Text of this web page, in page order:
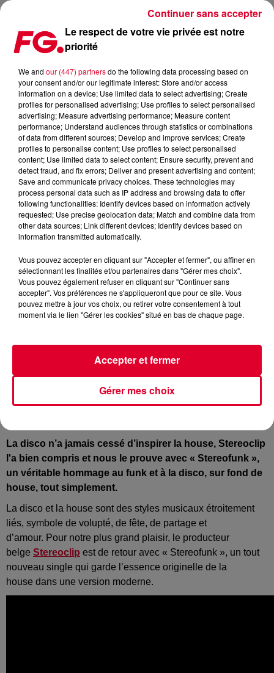
"STEREOFUNK", LE BEL HOMMAGE À LA DISCO PAR STEREOCLIP
Publié : 27 novembre 2023 à 17h28 par Jean-Baptiste
BLANDIN
Crédit :Instagram : @Stereoclip
La disco n’a jamais cessé d’inspirer la house, Stereoclip
l'a bien compris et nous le prouve avec « Stereofunk »,
un véritable hommage au funk et à la disco, sur fond de
house, tout simplement.
La disco et la house sont des styles musicaux étroitement
liés, symbole de volupté, de fête, de partage et
d’amour. Pour notre plus grand plaisir, le producteur
belge Stereoclip est de retour avec « Stereofunk », un tout
nouveau single qui garde l’essence originelle de la
house dans une version moderne.
Le respect de votre vie privée est notre
priorité
We and our (447) partnersdo the following data processing based on
your consent and/or our legitimate interest: Store and/or access
information on a device; Use limited data to select advertising; Create
profiles for personalised advertising; Use profiles to select personalised
advertising; Measure advertising performance; Measure content
performance; Understand audiences through statistics or combinations
of data from different sources; Develop and improve services; Create
profiles to personalise content; Use profiles to select personalised
content; Use limited data to select content; Ensure security, prevent and
detect fraud, and fix errors; Deliver and present advertising and content;
Save and communicate privacy choices. These technologies may
process personal data such as IP address and browsing data to offer
following functionalities: Identify devices based on information actively
requested; Use precise geolocation data; Match and combine data from
other data sources; Link different devices; Identify devices based on
information transmitted automatically.
Vous pouvez accepter en cliquant sur "Accepter et fermer", ou affiner en
sélectionnant les finalités et/ou partenaires dans "Gérer mes choix".
Vous pouvez également refuser en cliquant sur "Continuer sans
accepter". Vos préférences ne s'appliqueront que pour ce site. Vous
pouvez mettre à jour vos choix, ou retirer votre consentement à tout
moment via le lien "Gérer les cookies" situé en bas de chaque page.
Gérer mes choix
Accepter et fermer
Continuer sans accepter